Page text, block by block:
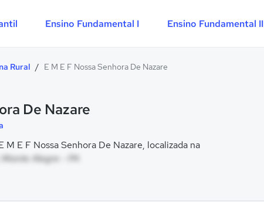
Ensino Fundamental I Ensino Fundamental II
Rural / E M E F Nossa Senhora De Nazare
De Nazare
E F Nossa Senhora De Nazare, localizada na
Alegre - PA